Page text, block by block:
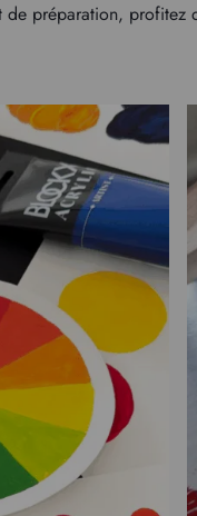
préparation, profitez